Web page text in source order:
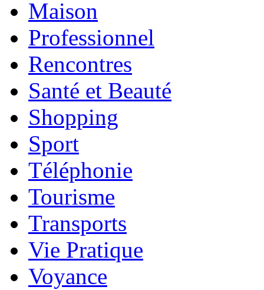
Maison
Professionnel
Rencontres
Santé et Beauté
Shopping
Sport
Téléphonie
Tourisme
Transports
Vie Pratique
Voyance